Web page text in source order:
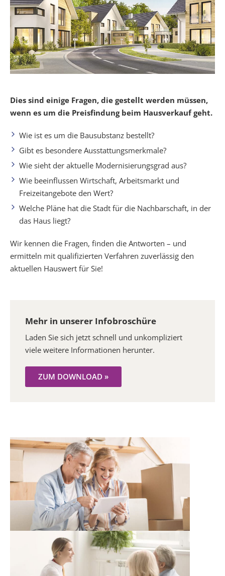
Dies sind einige Fragen, die gestellt werden müssen,
wenn es um die Preisfindung beim Hausverkauf geht.
Wie ist es um die Bausubstanz bestellt?
Gibt es besondere Ausstattungsmerkmale?
Wie sieht der aktuelle Modernisierungsgrad aus?
Wie beeinflussen Wirtschaft, Arbeitsmarkt und
Freizeitangebote den Wert?
Welche Pläne hat die Stadt für die Nachbarschaft, in der
das Haus liegt?
Wir kennen die Fragen, finden die Antworten – und
ermitteln mit qualifizierten Verfahren zuverlässig den
aktuellen Hauswert für Sie!
Mehr in unserer Infobroschüre
Laden Sie sich jetzt schnell und unkompliziert
viele weitere Informationen herunter.
ZUM DOWNLOAD »